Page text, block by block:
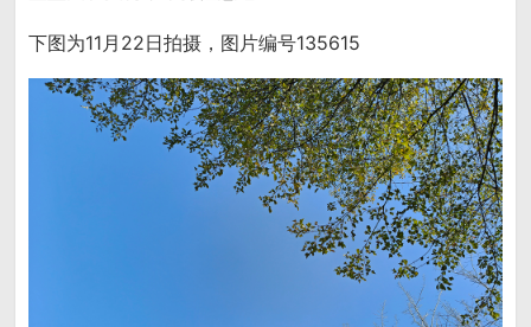
下图为11月22日拍摄，图片编号135615